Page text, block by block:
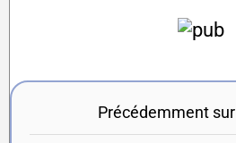
Précédemment sur